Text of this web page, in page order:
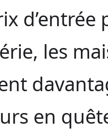
les
en